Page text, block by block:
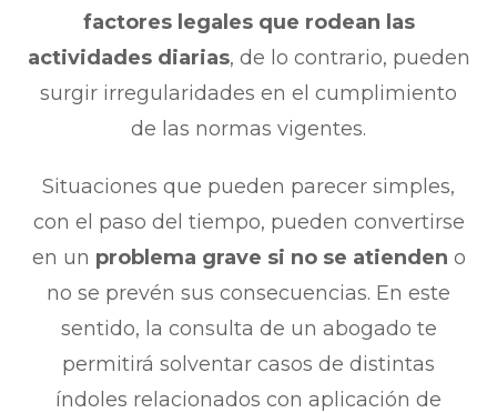
factores legales que rodean las
actividades diarias, de lo contrario, pueden
surgir irregularidades en el cumplimiento
de las normas vigentes.
Situaciones que pueden parecer simples,
con el paso del tiempo, pueden convertirse
en un problema grave si no se atienden o
no se prevén sus consecuencias. En este
sentido, la consulta de un abogado te
permitirá solventar casos de distintas
índoles relacionados con aplicación de